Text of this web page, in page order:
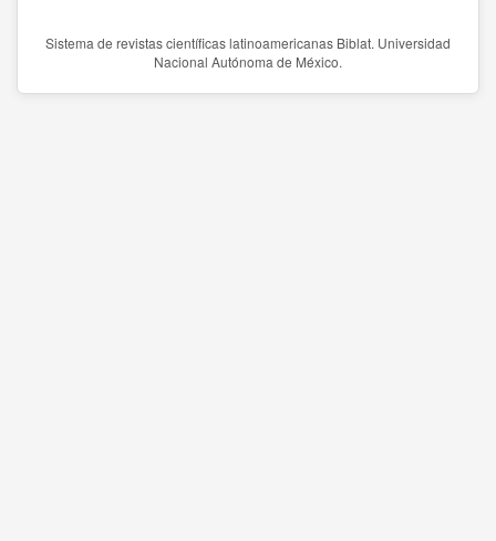
Sistema de revistas científicas latinoamericanas Biblat. Universidad
Nacional Autónoma de México.